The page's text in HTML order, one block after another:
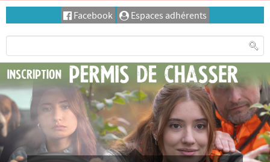
Facebook Espaces adhérents